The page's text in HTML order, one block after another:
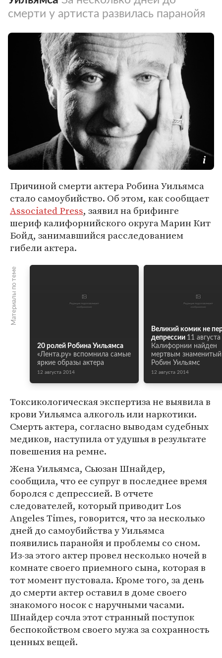
смерти у артиста развилась паранойя
Причиной смерти актера Робина Уильямса
стало самоубийство. Об этом, как сообщает
Associated Press, заявил на брифинге
шериф калифорнийского округа Марин Кит
Бойд, занимавшийся расследованием
гибели актера.
Материалы по теме
20 ролей Робина Уильямса
«Лента.ру» вспомнила самые
яркие образы актера
12 августа 2014
Великий комик не
депрессии 11 августа
Калифорнии найден
мертвым знаменитый
Робин Уильямс
12 августа 2014
Токсикологическая экспертиза не выявила в
крови Уильямса алкоголь или наркотики.
Смерть актера, согласно выводам судебных
медиков, наступила от удушья в результате
повешения на ремне.
Жена Уильямса, Сьюзан Шнайдер,
сообщила, что ее супруг в последнее время
боролся с депрессией. В отчете
следователей, который приводит Los
Angeles Times, говорится, что за несколько
дней до самоубийства у Уильямса
появились паранойя и проблемы со сном.
Из-за этого актер провел несколько ночей в
комнате своего приемного сына, которая в
тот момент пустовала. Кроме того, за день
до смерти актер оставил в доме своего
знакомого носок с наручными часами.
Шнайдер сочла этот странный поступок
беспокойством своего мужа за сохранность
ценных вещей.